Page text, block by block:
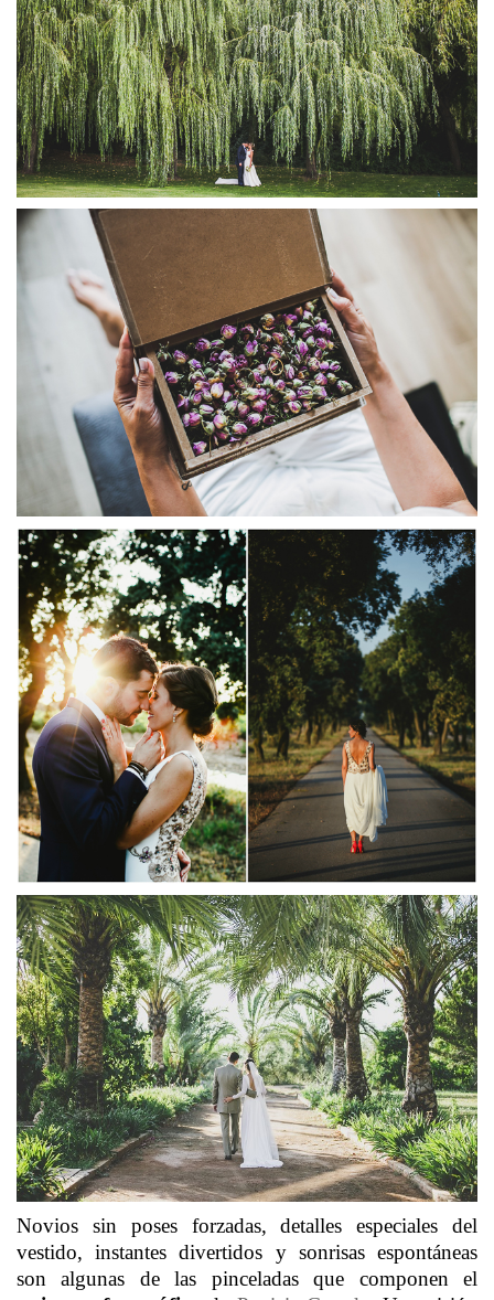
Novios sin poses forzadas, detalles especiales del
vestido, instantes divertidos y sonrisas espontáneas
son algunas de las pinceladas que componen el